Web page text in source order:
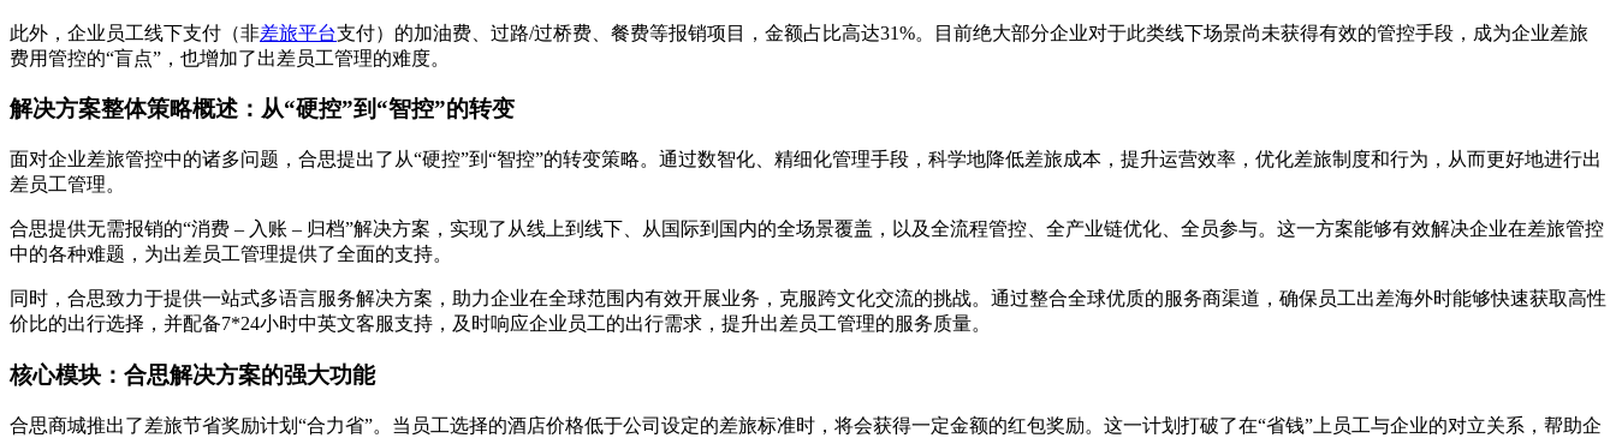
此外，企业员工线下支付（非差旅平台支付）的加油费、过路/过桥费、餐费等报销项目，金额占比高达31%。目前绝大部分企业对于此类线下场景尚未获得有效的管控手段，成为企业差旅
费用管控的“盲点”，也增加了出差员工管理的难度。
解决方案整体策略概述：从“硬控”到“智控”的转变
面对企业差旅管控中的诸多问题，合思提出了从“硬控”到“智控”的转变策略。通过数智化、精细化管理手段，科学地降低差旅成本，提升运营效率，优化差旅制度和行为，从而更好地进行出
差员工管理。
合思提供无需报销的“消费 – 入账 – 归档”解决方案，实现了从线上到线下、从国际到国内的全场景覆盖，以及全流程管控、全产业链优化、全员参与。这一方案能够有效解决企业在差旅管控
中的各种难题，为出差员工管理提供了全面的支持。
同时，合思致力于提供一站式多语言服务解决方案，助力企业在全球范围内有效开展业务，克服跨文化交流的挑战。通过整合全球优质的服务商渠道，确保员工出差海外时能够快速获取高性
价比的出行选择，并配备7*24小时中英文客服支持，及时响应企业员工的出行需求，提升出差员工管理的服务质量。
核心模块：合思解决方案的强大功能
合思商城推出了差旅节省奖励计划“合力省”。当员工选择的酒店价格低于公司设定的差旅标准时，将会获得一定金额的红包奖励。这一计划打破了在“省钱”上员工与企业的对立关系，帮助企